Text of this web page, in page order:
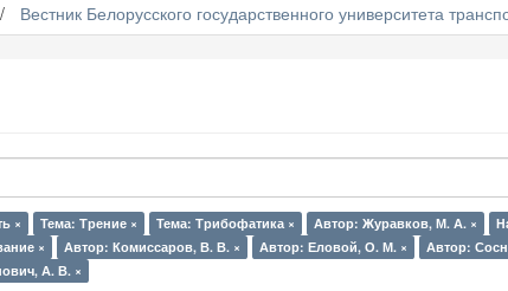
Вестник Белорусского государственного университета
× Тема: Трение × Тема: Трибофатика × Автор: Журавков, М. А. ×
×
Автор: Комиссаров, В. В. × Автор: Еловой, О. М. × Автор:
А. В. ×